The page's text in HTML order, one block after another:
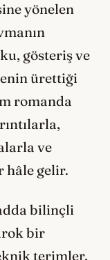
yönelen
gösteriş ve
ürettiği
romanda
ve
hâle gelir.
bilinçli
bir
terimler,